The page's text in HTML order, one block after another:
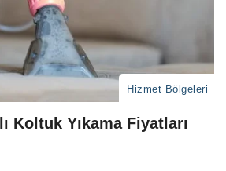
Hizmet Bölgeleri
Koltuk Yıkama Fiyatları